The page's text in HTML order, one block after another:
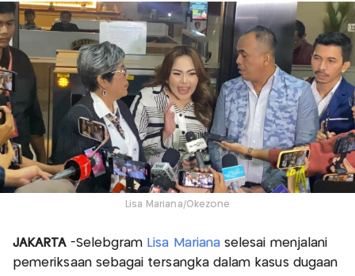
Lisa Mariana/Okezone
JAKARTA-Selebgram Lisa Mariana selesai menjalani
pemeriksaan sebagai tersangka dalam kasus dugaan